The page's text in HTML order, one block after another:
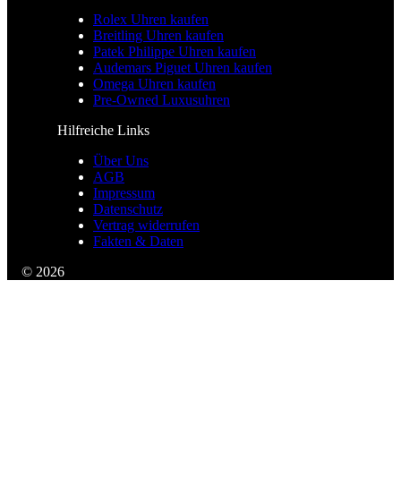
Rolex Uhren kaufen
Breitling Uhren kaufen
Patek Philippe Uhren kaufen
Audemars Piguet Uhren kaufen
Omega Uhren kaufen
Pre-Owned Luxusuhren
Hilfreiche Links
Über Uns
AGB
Impressum
Datenschutz
Vertrag widerrufen
Fakten & Daten
© 2026